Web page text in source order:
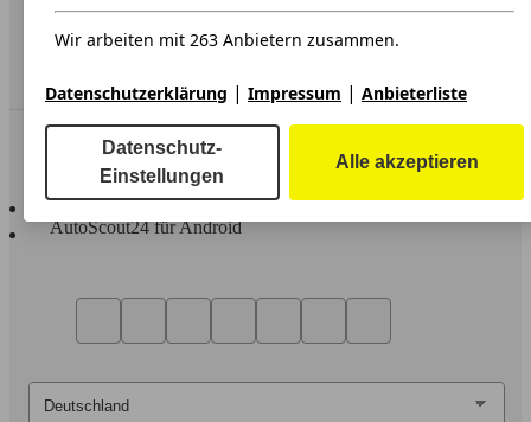
Service
In Verbindung bleiben
AutoScout24 für iOS
AutoScout24 für Android
Wir arbeiten mit 263 Anbietern zusammen.
Datenschutzerklärung | Impressum | Anbieterliste
Datenschutz-
Einstellungen
Alle akzeptieren